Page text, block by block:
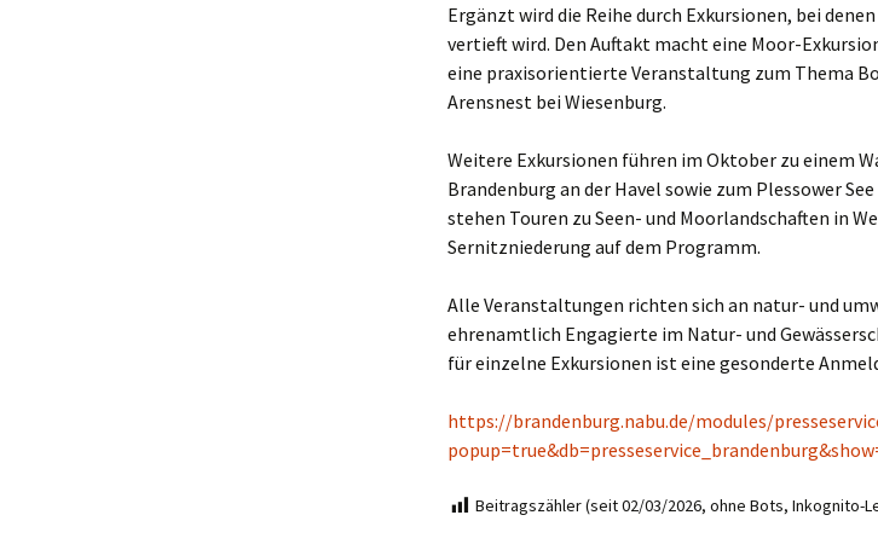
Ergänzt wird die Reihe durch Exkursionen, bei
vertieft wird. Den Auftakt macht eine Moor-
eine praxisorientierte Veranstaltung zum Thema
Arensnest bei Wiesenburg.
Weitere Exkursionen führen im Oktober zu einem
Brandenburg an der Havel sowie zum Plessower
stehen Touren zu Seen- und Moorlandschaften in
Sernitzniederung auf dem Programm.
Alle Veranstaltungen richten sich an natur- und
ehrenamtlich Engagierte im Natur- und
für einzelne Exkursionen ist eine gesonderte
https://brandenburg.nabu.de/modules/
Beitragszähler (seit 02/03/2026, ohne Bots, Inkognito-